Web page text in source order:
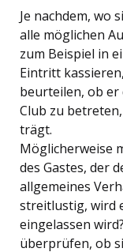
Je nachdem, wo
alle möglichen
zum Beispiel in
Eintritt
beurteilen, ob er
Club zu
trägt.
Möglicherweise
des Gastes, der
allgemeines
streitlustig, wird
eingelassen
überprüfen, ob